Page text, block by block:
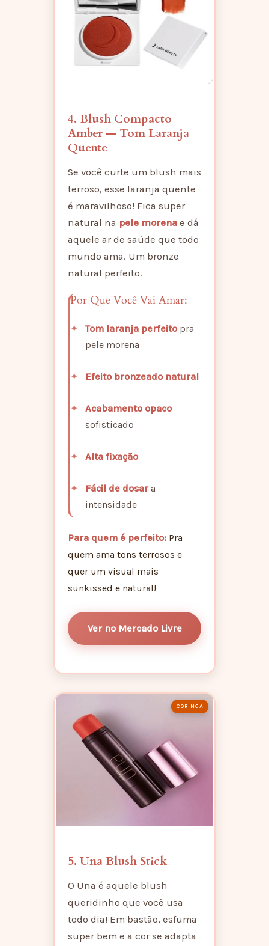
4. Blush Compacto
Amber — Tom Laranja
Quente
Se você curte um blush mais
terroso, esse laranja quente
é maravilhoso! Fica super
natural na pele morenae dá
aquele ar de saúde que todo
mundo ama. Um bronze
natural perfeito.
Por Que Você Vai Amar:
Tom laranja perfeitopra
pele morena
Efeito bronzeado natural
Acabamento opaco
sofisticado
Alta fixação
Fácil de dosara
intensidade
Para quem é perfeito:Pra
quem ama tons terrosos e
quer um visual mais
sunkissed e natural!
Ver no Mercado Livre
CORINGA
5. Una Blush Stick
O Una é aquele blush
queridinho que você usa
todo dia! Em bastão, esfuma
super bem e a cor se adapta